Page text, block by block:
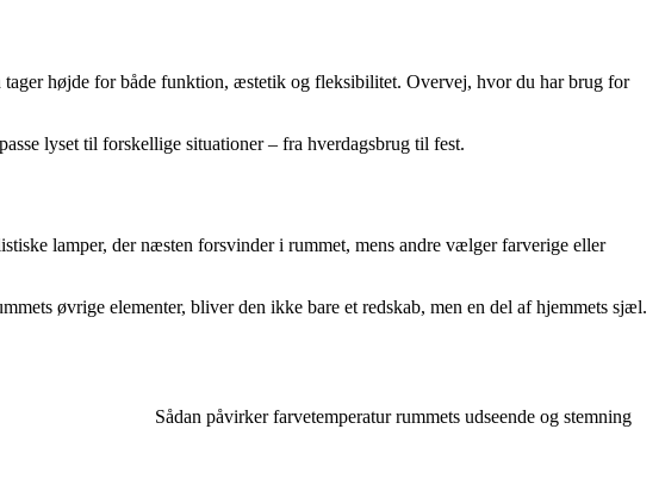
højde for både funktion, æstetik og fleksibilitet. Overvej, hvor du har brug for
lyset til forskellige situationer – fra hverdagsbrug til fest.
lamper, der næsten forsvinder i rummet, mens andre vælger farverige eller
øvrige elementer, bliver den ikke bare et redskab, men en del af hjemmets sjæl.
Sådan påvirker farvetemperatur rummets udseende og stemning